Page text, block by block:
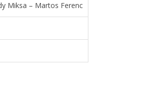
Miksa – Martos Ferenc